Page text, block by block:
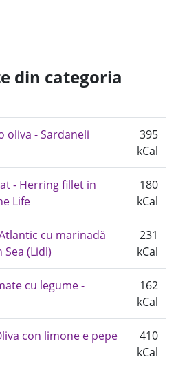
din categoria
oliva - Sardaneli
395
kCal
- Herring fillet in
Life
180
kCal
cu marinadă
(Lidl)
231
kCal
cu legume -
162
kCal
con limone e pepe
410
kCal